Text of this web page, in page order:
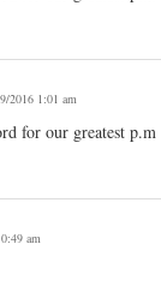
2016 1:01 am
for our greatest p.m
am